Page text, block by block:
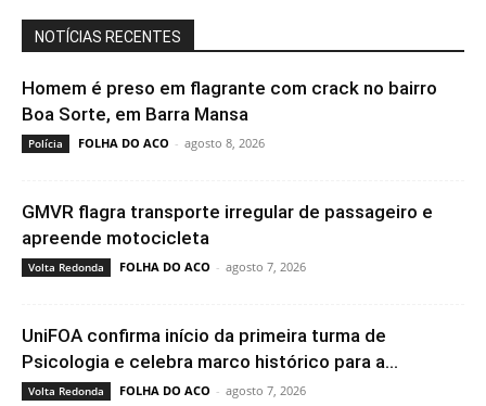
NOTÍCIAS RECENTES
Homem é preso em flagrante com crack no bairro
Boa Sorte, em Barra Mansa
Polícia FOLHA DO ACO - agosto 8, 2026
GMVR flagra transporte irregular de passageiro e
apreende motocicleta
Volta Redonda FOLHA DO ACO - agosto 7, 2026
UniFOA confirma início da primeira turma de
Psicologia e celebra marco histórico para a...
Volta Redonda FOLHA DO ACO - agosto 7, 2026